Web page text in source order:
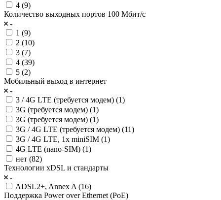
4 (9)
Количество выходных портов 100 Мбит/с
1 (9)
2 (10)
3 (7)
4 (39)
5 (2)
Мобильный выход в интернет
3 / 4G LTE (требуется модем) (1)
3G (требуется модем) (1)
3G (требуется модем) (1)
3G / 4G LTE (требуется модем) (11)
3G / 4G LTE, 1x miniSIM (1)
4G LTE (nano-SIM) (1)
нет (82)
Технологии xDSL и стандарты
ADSL2+, Annex A (16)
Поддержка Power over Ethernet (PoE)